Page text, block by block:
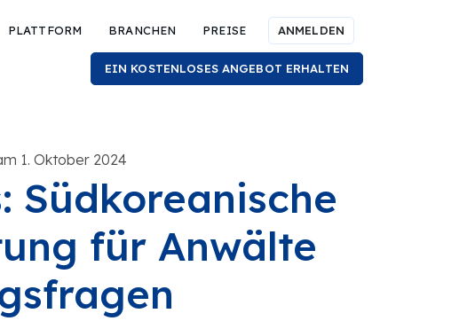
PLATTFORM BRANCHEN PREISE ANMELDEN
EIN KOSTENLOSES ANGEBOT ERHALTEN
1. Oktober 2024
Südkoreanische
für Anwälte